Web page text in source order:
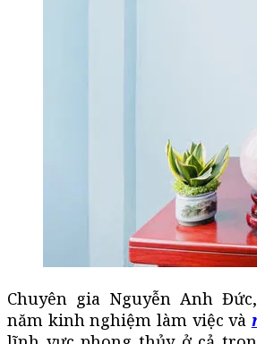
Chuyên gia Nguyễn Anh
năm kinh nghiệm làm việc và